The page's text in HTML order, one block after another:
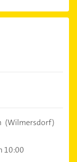
(Wilmersdorf)
10:00